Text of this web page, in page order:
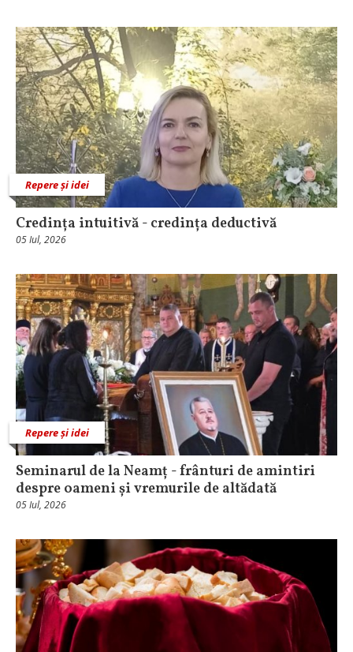
Repere și idei
Credința intuitivă - credința deductivă
05 Iul, 2026
Repere și idei
Seminarul de la Neamț - frânturi de amintiri
despre oameni și vremurile de altădată
05 Iul, 2026